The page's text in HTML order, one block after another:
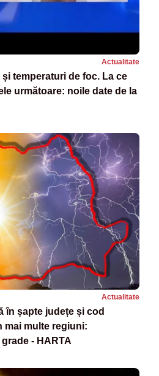
Actualitate
temperaturi de foc. La ce
următoare: noile date de la
Actualitate
în șapte județe și cod
mai multe regiuni:
- HARTA